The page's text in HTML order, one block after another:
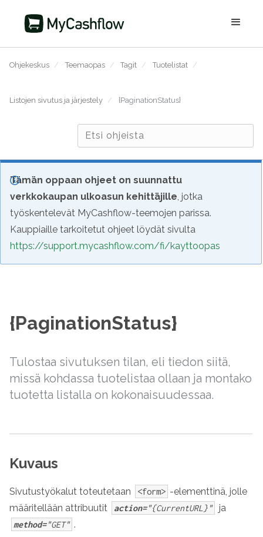
Ohjekeskus / Teemaopas / Tagit / Tuotelistat /
Listojen sivutus ja järjestely / {PaginationStatus}
Tämän oppaan ohjeet on suunnattu
verkkokaupan ulkoasun kehittäjille, jotka
työskentelevät MyCashflow-teemojen parissa.
Kauppiaille tarkoitetut ohjeet löydät sivulta
https://support.mycashflow.com/fi/kayttoopas
{PaginationStatus}
Tulostaa sivutuksen tilan, eli tiedon siitä,
missä kohdassa tuotelistaa ollaan ja montako
tuotetta listalla on kokonaisuudessaa.
Kuvaus
Sivutustyökalut toteutetaan <form> -elementtinä, jolle
määritellään attribuutit
action="{CurrentURL}" ja
method="GET" .